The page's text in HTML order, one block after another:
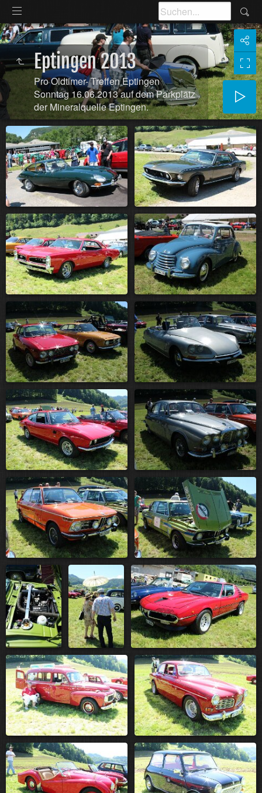
Eptingen 2013
Pro Oldtimer- Treffen Eptingen
Sonntag 16.06.2013 auf dem Parkplatz
der Mineralquelle Eptingen.